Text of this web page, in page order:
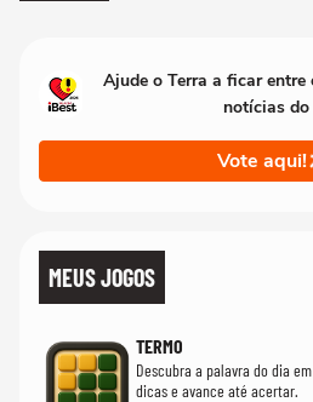
Ajude o Terra a ficar
notícias
Vote aqui!
MEUS JOGOS
TERMO
Descubra a palavra do dia
dicas e avance até acertar.